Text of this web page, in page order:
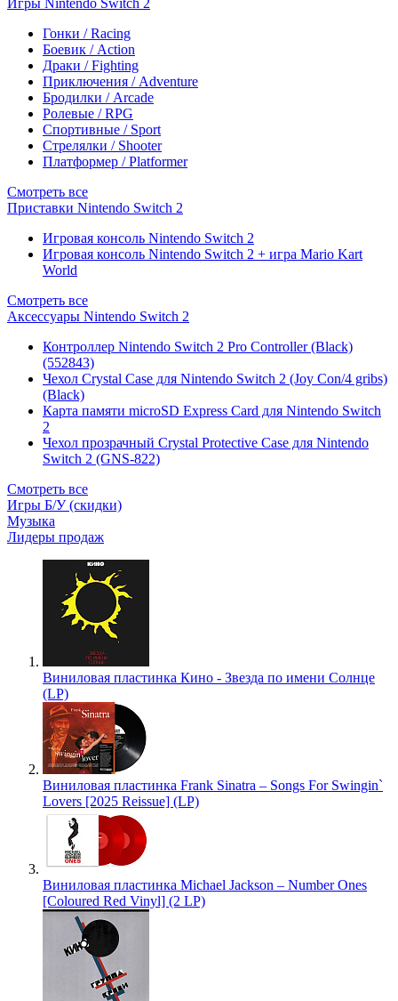
Игры Nintendo Switch 2
Гонки / Racing
Боевик / Action
Драки / Fighting
Приключения / Adventure
Бродилки / Arcade
Ролевые / RPG
Спортивные / Sport
Стрелялки / Shooter
Платформер / Platformer
Смотреть все
Приставки Nintendo Switch 2
Игровая консоль Nintendo Switch 2
Игровая консоль Nintendo Switch 2 + игра Mario Kart
World
Смотреть все
Аксессуары Nintendo Switch 2
Контроллер Nintendo Switch 2 Pro Controller (Black)
(552843)
Чехол Сrystal Сase для Nintendo Switch 2 (Joy Con/4 gribs)
(Black)
Карта памяти microSD Express Card для Nintendo Switch
2
Чехол прозрачный Crystal Protective Case для Nintendo
Switch 2 (GNS-822)
Смотреть все
Игры Б/У (скидки)
Музыка
Лидеры продаж
Виниловая пластинка Кино - Звезда по имени Солнце
(LP)
Виниловая пластинка Frank Sinatra – Songs For Swingin`
Lovers [2025 Reissue] (LP)
Виниловая пластинка Michael Jackson – Number Ones
[Coloured Red Vinyl] (2 LP)